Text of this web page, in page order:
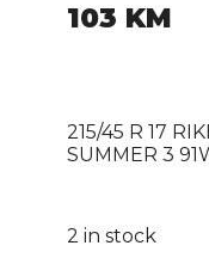
103 KM
215/45 R 17
SUMMER 3
2 in stock